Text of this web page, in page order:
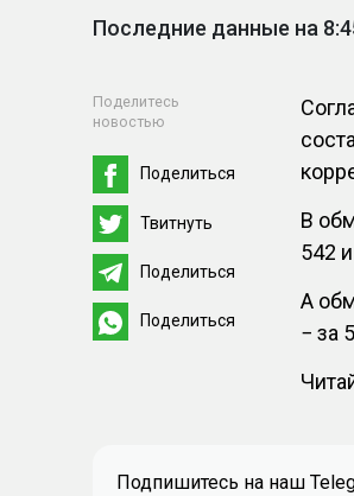
Последние данные на
Поделитесь
новостью
Поделиться
Твитнуть
Поделиться
Поделиться
В
542
А
− за
Подпишитесь на наш